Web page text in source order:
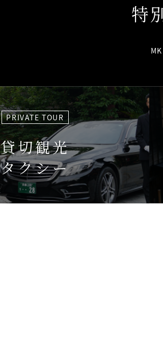
特
PRIVATE TOUR
貸切観光
タクシー